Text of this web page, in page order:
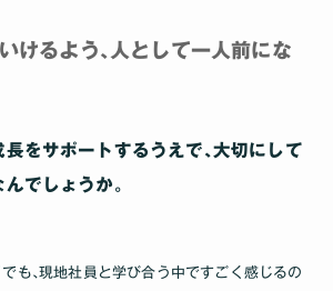
けるよう､人として一人前にな
長をサポートするうえで､大切にして
でしょうか｡
も､現地社員と学び合う中ですごく感じるの